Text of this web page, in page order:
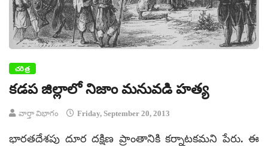
చరిత్ర
కడప జిల్లాలో నిజాం మనువడి హత్య
వార్తా విభాగం Friday, September 20, 2013
భారతదేశపు దూర దక్షిణ ప్రాంతానికి కర్నాటకమని పేరు. ఈ